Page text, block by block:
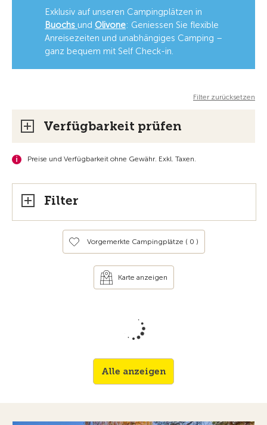
Exklusiv auf unseren Campingplätzen in
Buochs und Olivone: Geniessen Sie flexible
Anreisezeiten und unabhängiges Camping –
ganz bequem mit Self Check-in.
Filter zurücksetzen
Verfügbarkeit prüfen
Preise und Verfügbarkeit ohne Gewähr. Exkl. Taxen.
Filter
Vorgemerkte Campingplätze ( 0 )
Karte anzeigen
Alle anzeigen